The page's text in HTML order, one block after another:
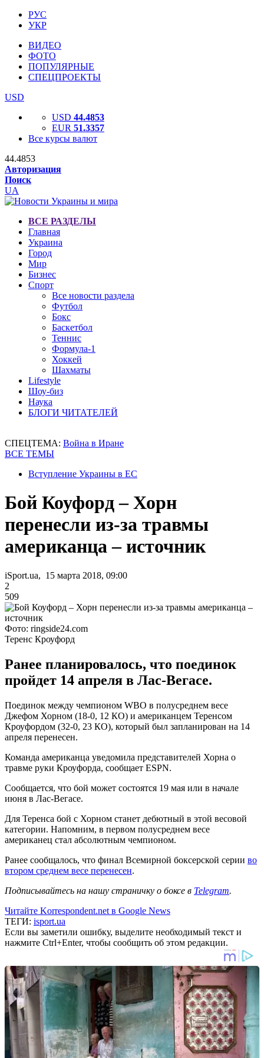
РУС
УКР
ВИДЕО
ФОТО
ПОПУЛЯРНЫЕ
СПЕЦПРОЕКТЫ
USD
USD 44.4853
EUR 51.3357
Все курсы валют
44.4853
Авторизация
Поиск
UA
ВСЕ РАЗДЕЛЫ
Главная
Украина
Город
Мир
Бизнес
Спорт
Все новости раздела
Футбол
Бокс
Баскетбол
Теннис
Формула-1
Хоккей
Шахматы
Lifestyle
Шоу-биз
Наука
БЛОГИ ЧИТАТЕЛЕЙ
СПЕЦТЕМА: Война в Иране
ВСЕ ТЕМЫ
Вступление Украины в ЕС
Бой Коуфорд – Хорн
перенесли из-за травмы
американца – источник
iSport.ua, 15 марта 2018, 09:00
2
509
Фото: ringside24.com
Теренс Кроуфорд
Ранее планировалось, что поединок
пройдет 14 апреля в Лас-Вегасе.
Поединок между чемпионом WBO в полусреднем весе
Джефом Хорном (18-0, 12 КО) и американцем Теренсом
Кроуфордом (32-0, 23 КО), который был запланирован на 14
апреля перенесен.
Команда американца уведомила представителей Хорна о
травме руки Кроуфорда, сообщает ESPN.
Сообщается, что бой может состоятся 19 мая или в начале
июня в Лас-Вегасе.
Для Теренса бой с Хорном станет дебютный в этой весовой
категории. Напомним, в первом полусреднем весе
американец стал абсолютным чемпионом.
Ранее сообщалось, что финал Всемирной боксерской серии во
втором среднем весе перенесен.
Подписывайтесь на нашу страничку о боксе в Telegram.
Читайте Korrespondent.net в Google News
ТЕГИ: isport.ua
Если вы заметили ошибку, выделите необходимый текст и
нажмите Ctrl+Enter, чтобы сообщить об этом редакции.